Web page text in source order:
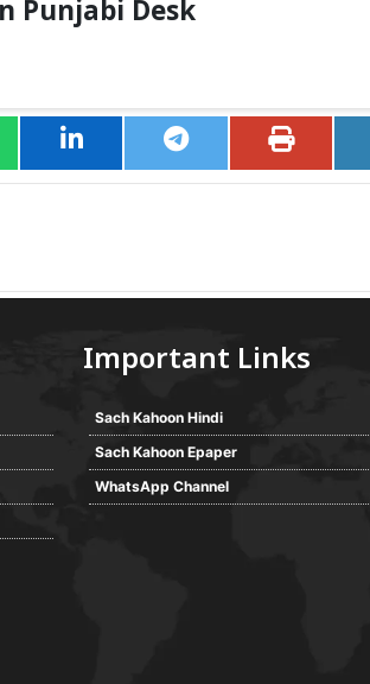
Punjabi Desk
Important Links
Sach Kahoon Hindi
Sach Kahoon Epaper
WhatsApp Channel